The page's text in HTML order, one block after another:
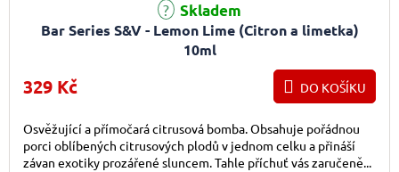
Bar Series S&V - Lemon Lime (Citron a limetka)
10ml
Skladem
329 Kč DO KOŠÍKU
Osvěžující a přímočará citrusová bomba. Obsahuje pořádnou
porci oblíbených citrusových plodů v jednom celku a přináší
závan exotiky prozářené sluncem. Tahle příchuť vás zaručeně...